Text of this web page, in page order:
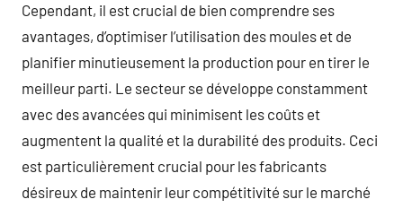
Cependant, il est crucial de bien comprendre ses
avantages, d’optimiser l’utilisation des moules et de
planifier minutieusement la production pour en tirer le
meilleur parti. Le secteur se développe constamment
avec des avancées qui minimisent les coûts et
augmentent la qualité et la durabilité des produits. Ceci
est particulièrement crucial pour les fabricants
désireux de maintenir leur compétitivité sur le marché